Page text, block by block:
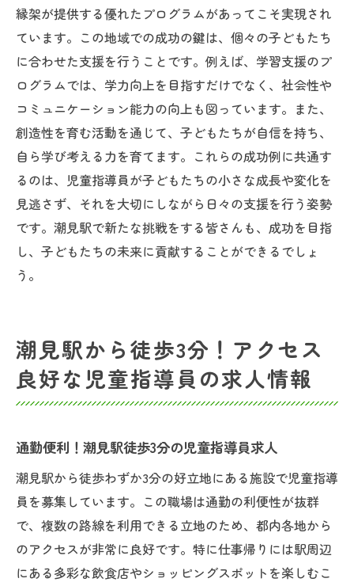
縁架が提供する優れたプログラムがあってこそ実現され
ています。この地域での成功の鍵は、個々の子どもたち
に合わせた支援を行うことです。例えば、学習支援のプ
ログラムでは、学力向上を目指すだけでなく、社会性や
コミュニケーション能力の向上も図っています。また、
創造性を育む活動を通じて、子どもたちが自信を持ち、
自ら学び考える力を育てます。これらの成功例に共通す
るのは、児童指導員が子どもたちの小さな成長や変化を
見逃さず、それを大切にしながら日々の支援を行う姿勢
です。潮見駅で新たな挑戦をする皆さんも、成功を目指
し、子どもたちの未来に貢献することができるでしょ
う。
潮見駅から徒歩3分！アクセス
良好な児童指導員の求人情報
通勤便利！潮見駅徒歩3分の児童指導員求人
潮見駅から徒歩わずか3分の好立地にある施設で児童指導
員を募集しています。この職場は通勤の利便性が抜群
で、複数の路線を利用できる立地のため、都内各地から
のアクセスが非常に良好です。特に仕事帰りには駅周辺
にある多彩な飲食店やショッピングスポットを楽しむこ